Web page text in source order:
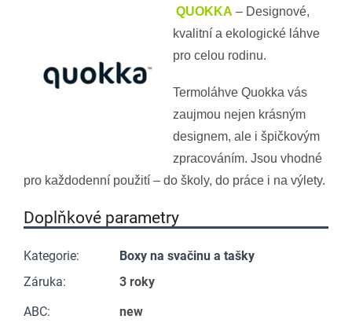
QUOKKA – Designové,
kvalitní a ekologické láhve
pro celou rodinu.
Termoláhve Quokka vás
zaujmou nejen krásným
designem, ale i špičkovým
zpracováním. Jsou vhodné
pro každodenní použití – do školy, do práce i na výlety.
Doplňkové parametry
Kategorie:
Boxy na svačinu a tašky
Záruka:
3 roky
ABC:
new